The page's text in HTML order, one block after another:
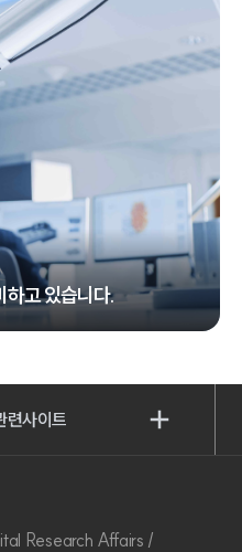
하고 있습니다.
련사이트
Research Affairs /